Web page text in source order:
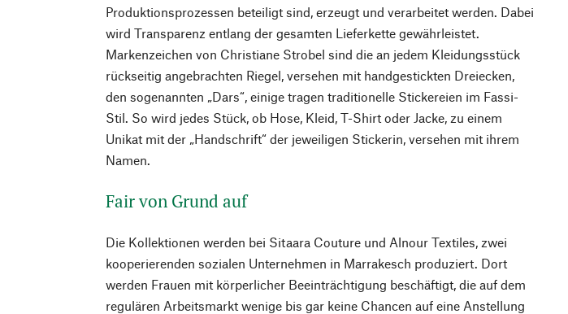
Produktionsprozessen beteiligt sind, erzeugt und verarbeitet werden. Dabei
wird Transparenz entlang der gesamten Lieferkette gewährleistet.
Markenzeichen von Christiane Strobel sind die an jedem Kleidungsstück
rückseitig angebrachten Riegel, versehen mit handgestickten Dreiecken,
den sogenannten „Dars“, einige tragen traditionelle Stickereien im Fassi-
Stil. So wird jedes Stück, ob Hose, Kleid, T-Shirt oder Jacke, zu einem
Unikat mit der „Handschrift“ der jeweiligen Stickerin, versehen mit ihrem
Namen.
Fair von Grund auf
Die Kollektionen werden bei Sitaara Couture und Alnour Textiles, zwei
kooperierenden sozialen Unternehmen in Marrakesch produziert. Dort
werden Frauen mit körperlicher Beeinträchtigung beschäftigt, die auf dem
regulären Arbeitsmarkt wenige bis gar keine Chancen auf eine Anstellung